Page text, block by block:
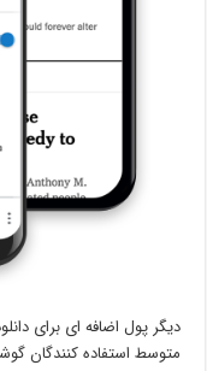
دیگر پول اضافه ای برای